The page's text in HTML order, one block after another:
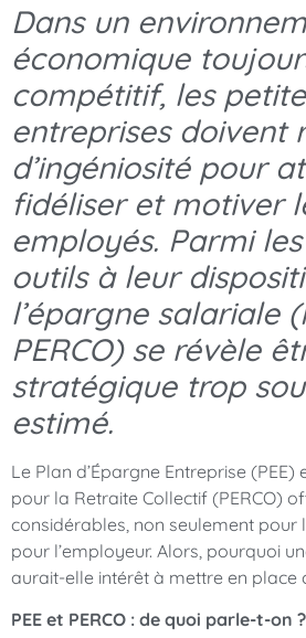
Dans un
économique
compétitif, les
entreprises doivent
d’ingéniosité pour
fidéliser et motiver
employés. Parmi
outils à leur
l’épargne salariale
PERCO) se révèle
stratégique trop
estimé.
Le Plan d’Épargne Entreprise (PEE)
pour la Retraite Collectif (PERCO)
considérables, non seulement pour
pour l’employeur. Alors, pourquoi
aurait-elle intérêt à mettre en place
PEE et PERCO : de quoi parle-t-on ?